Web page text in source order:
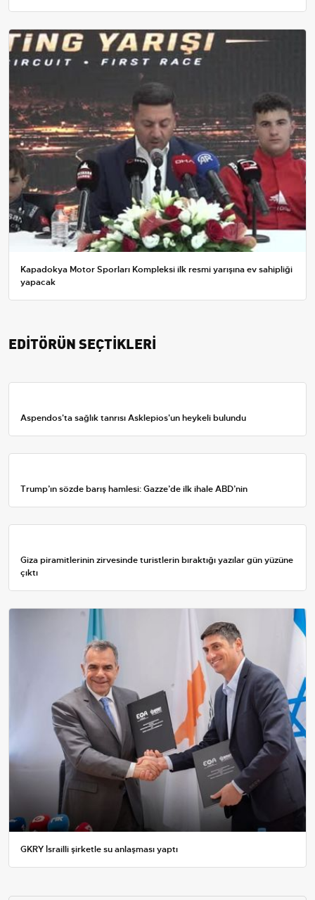
Kapadokya Motor Sporları Kompleksi ilk resmi yarışına ev sahipliği
yapacak
EDİTÖRÜN SEÇTİKLERİ
Aspendos'ta sağlık tanrısı Asklepios'un heykeli bulundu
Trump’ın sözde barış hamlesi: Gazze’de ilk ihale ABD’nin
Giza piramitlerinin zirvesinde turistlerin bıraktığı yazılar gün yüzüne
çıktı
GKRY İsrailli şirketle su anlaşması yaptı